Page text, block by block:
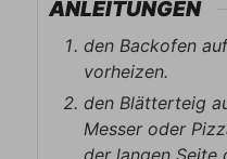
ANLEITUNGEN
den Backofen
vorheizen.
den Blätterteig
Messer oder
der langen Seite